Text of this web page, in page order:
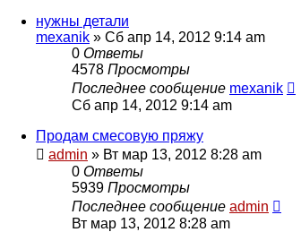
нужны детали
mexanik » Сб апр 14, 2012 9:14 am
0 Ответы
4578 Просмотры
Последнее сообщение mexanik
Сб апр 14, 2012 9:14 am
Продам смесовую пряжу
admin » Вт мар 13, 2012 8:28 am
0 Ответы
5939 Просмотры
Последнее сообщение admin
Вт мар 13, 2012 8:28 am